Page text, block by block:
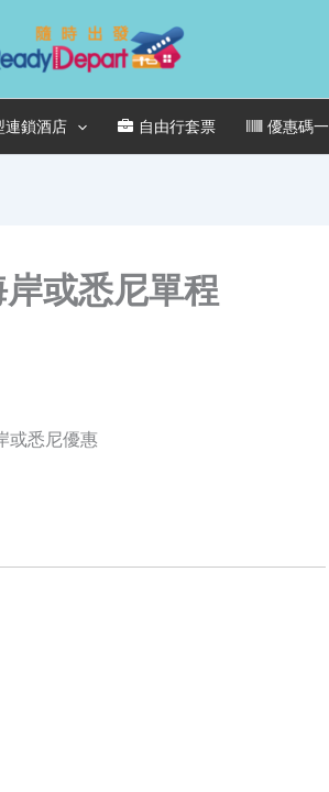
連鎖酒店 自由行套票 優惠碼
或悉尼單程
或悉尼優惠